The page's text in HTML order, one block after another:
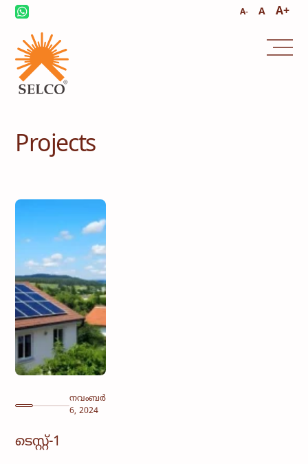
A- A A+
സമാലോചന
Projects
നവംബർ
6, 2024
ടെസ്റ്റ്-1